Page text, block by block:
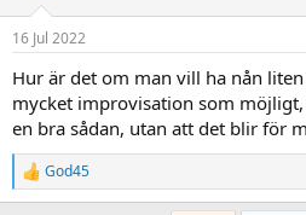
s
16 Jul 2022
Hur är det om man vill ha nån
mycket improvisation som
en bra sådan, utan att det blir för
R
e
God45